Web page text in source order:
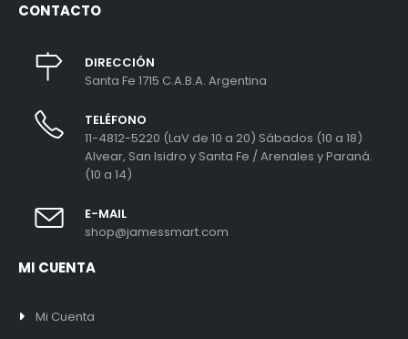
CONTACTO
DIRECCIÓN
Santa Fe 1715 C.A.B.A. Argentina
TELÉFONO
11-4812-5220 (LaV de 10 a 20) Sábados (10 a 18)
Alvear, San Isidro y Santa Fe / Arenales y Paraná.
(10 a 14)
E-MAIL
shop@jamessmart.com
MI CUENTA
Mi Cuenta